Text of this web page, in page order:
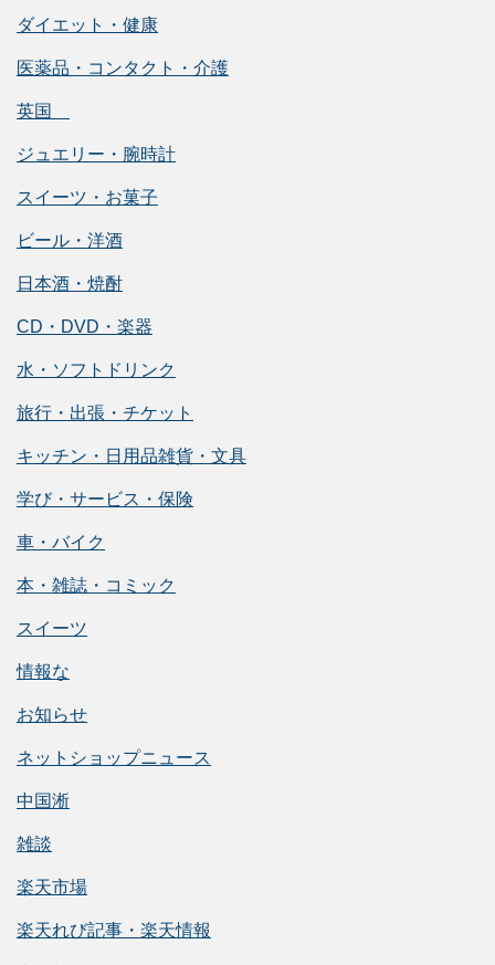
ダイエット・健康
医薬品・コンタクト・介護
英国
ジュエリー・腕時計
スイーツ・お菓子
ビール・洋酒
日本酒・焼酎
CD・DVD・楽器
水・ソフトドリンク
旅行・出張・チケット
キッチン・日用品雑貨・文具
学び・サービス・保険
車・バイク
本・雑誌・コミック
スイーツ
情報な
お知らせ
ネットショップニュース
中国淅
雑談
楽天市場
楽天れび記事・楽天情報